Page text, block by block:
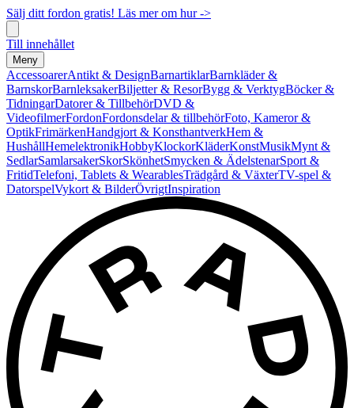
Sälj ditt fordon gratis! Läs mer om hur ->
Till innehållet
Meny
AccessoarerAntikt & DesignBarnartiklarBarnkläder &
BarnskorBarnleksakerBiljetter & ResorBygg & VerktygBöcker &
TidningarDatorer & TillbehörDVD &
VideofilmerFordonFordonsdelar & tillbehörFoto, Kameror &
OptikFrimärkenHandgjort & KonsthantverkHem &
HushållHemelektronikHobbyKlockorKläderKonstMusikMynt &
SedlarSamlarsakerSkorSkönhetSmycken & ÄdelstenarSport &
FritidTelefoni, Tablets & WearablesTrädgård & VäxterTV-spel &
DatorspelVykort & BilderÖvrigtInspiration